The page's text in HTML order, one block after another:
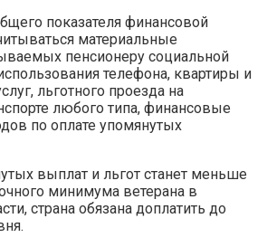
показателя финансовой
материальные
пенсионеру социальной
телефона, квартиры и
льготного проезда на
любого типа, финансовые
по оплате упомянутых
выплат и льгот станет меньше
минимума ветерана в
страна обязана доплатить до